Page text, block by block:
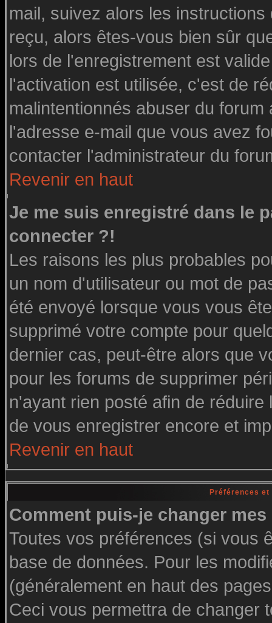
mail, suivez alors les
reçu, alors êtes-vous bien sûr
lors de l'enregistrement est
l'activation est utilisée, c'est de
malintentionnés abuser du
l'adresse e-mail que vous avez
contacter l'administrateur du
Revenir en haut
Je me suis enregistré dans le
connecter ?!
Les raisons les plus probables
un nom d'utilisateur ou mot de
été envoyé lorsque vous vous
supprimé votre compte pour
dernier cas, peut-être alors que
pour les forums de supprimer
n'ayant rien posté afin de
de vous enregistrer encore et
Revenir en haut
Préférences
Comment puis-je changer
Toutes vos préférences (si vous
base de données. Pour les
(généralement en haut des
Ceci vous permettra de changer